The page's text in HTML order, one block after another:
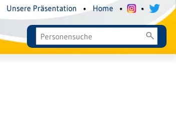
Unsere Präsentation • Home • •